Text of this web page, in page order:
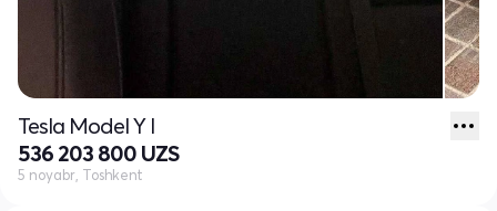
Tesla Model Y I
536 203 800 UZS
5 noyabr, Toshkent